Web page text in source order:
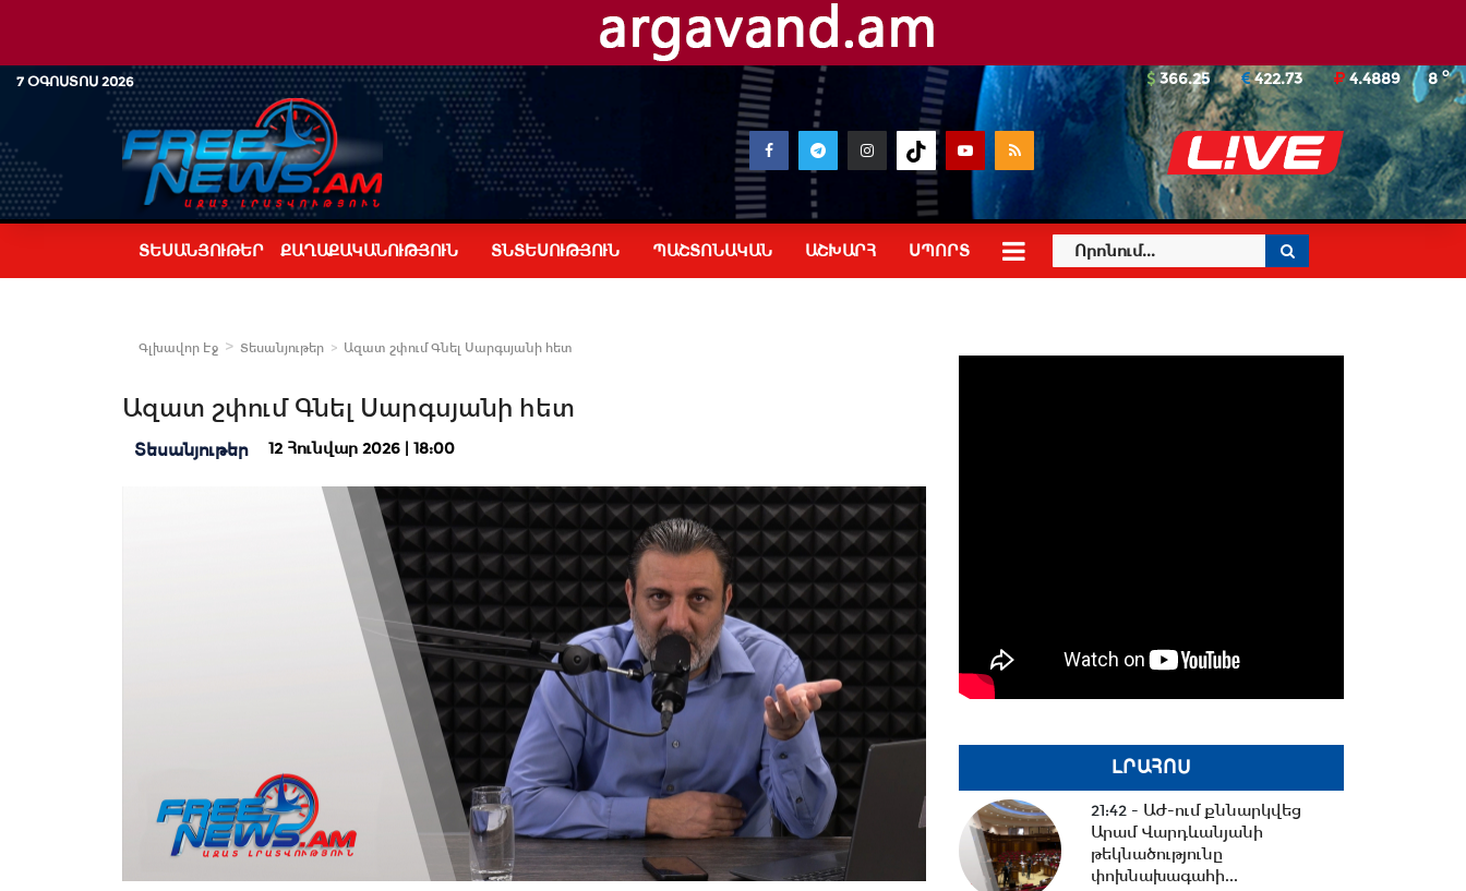
7 ՕԳՈՍՏՈՍ 2026 8o
366.25 422.73 4.4889
ՏԵՍԱՆՅՈՒԹԵՐ ՔԱՂԱՔԱԿԱՆՈՒԹՅՈՒՆ ՏՆՏԵՍՈՒԹՅՈՒՆ ՊԱՇՏՈՆԱԿԱՆ ԱՇԽԱՐՀ ՍՊՈՐՏ
Գլխավոր Էջ Տեսանյութեր Ազատ շփում Գնել Սարգսյանի հետ
Ազատ շփում Գնել Սարգսյանի հետ
Տեսանյութեր 12 Հունվար 2026 | 18:00
ԼՐԱՀՈՍ
21:42 - ԱԺ-ում քննարկվեց
Արամ Վարդևանյանի
թեկնածությունը
փոխնախագահի...